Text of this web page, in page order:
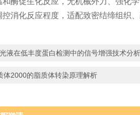
消化反应程度，适配致密结缔组织
液在低丰度蛋白检测中的信号增强技术分析
体2000的脂质体转染原理解析